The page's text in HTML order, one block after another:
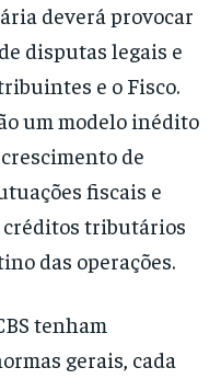
deverá provocar
disputas legais e
e o Fisco.
um modelo inédito
de
fiscais e
tributários
das operações.
tenham
gerais, cada